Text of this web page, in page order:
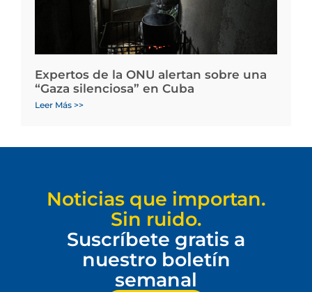
Expertos de la ONU alertan sobre una
“Gaza silenciosa” en Cuba
Leer Más >>
Noticias que importan.
Sin ruido.
Suscríbete gratis a
nuestro boletín
semanal